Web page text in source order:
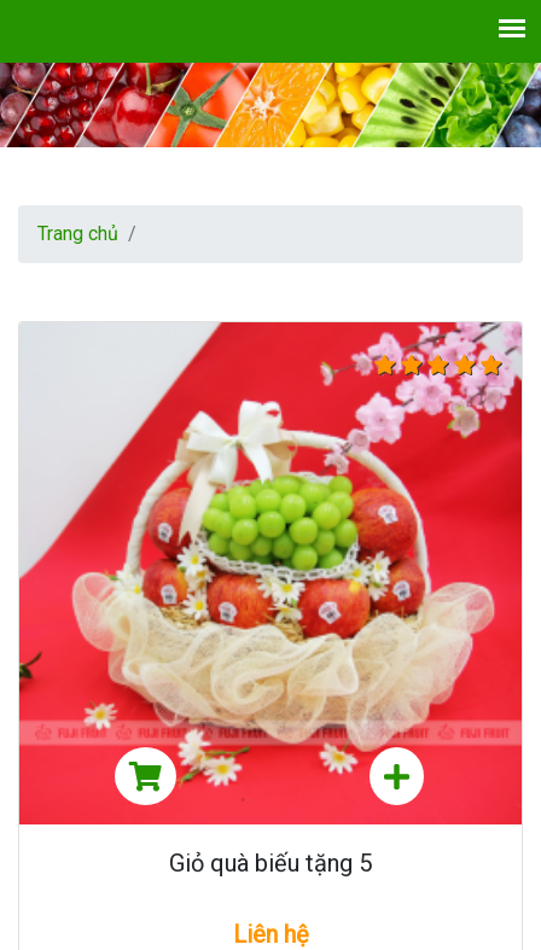
Trang chủ
Giỏ quà biếu tặng 5
Liên hệ